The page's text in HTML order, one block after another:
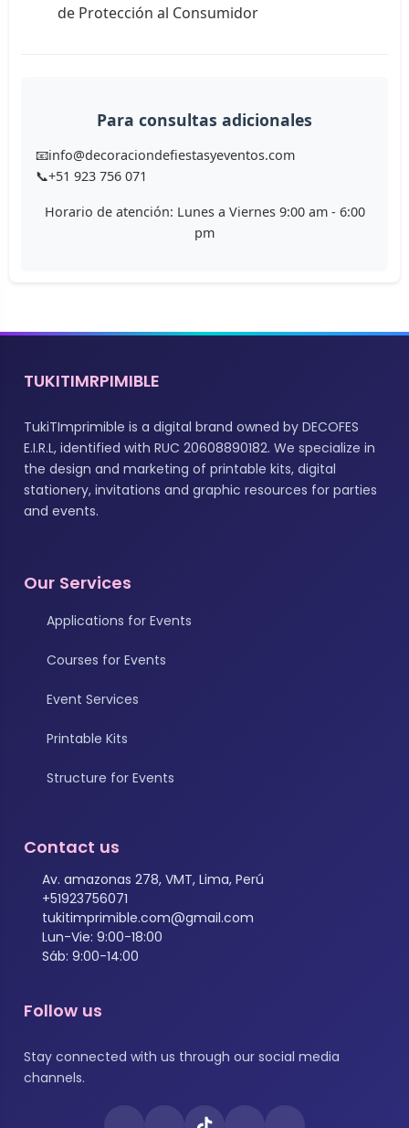
de Protección al Consumidor
Para consultas adicionales
📧info@decoraciondefiestasyeventos.com
📞+51 923 756 071
Horario de atención: Lunes a Viernes 9:00 am - 6:00
pm
TUKITIMRPIMIBLE
TukiTImprimible is a digital brand owned by DECOFES
E.I.R.L, identified with RUC 20608890182. We specialize in
the design and marketing of printable kits, digital
stationery, invitations and graphic resources for parties
and events.
Our Services
Applications for Events
Courses for Events
Event Services
Printable Kits
Structure for Events
Contact us
Av. amazonas 278, VMT, Lima, Perú
+51923756071
tukitimprimible.com@gmail.com
Lun-Vie: 9:00-18:00
Sáb: 9:00-14:00
Follow us
Stay connected with us through our social media
channels.